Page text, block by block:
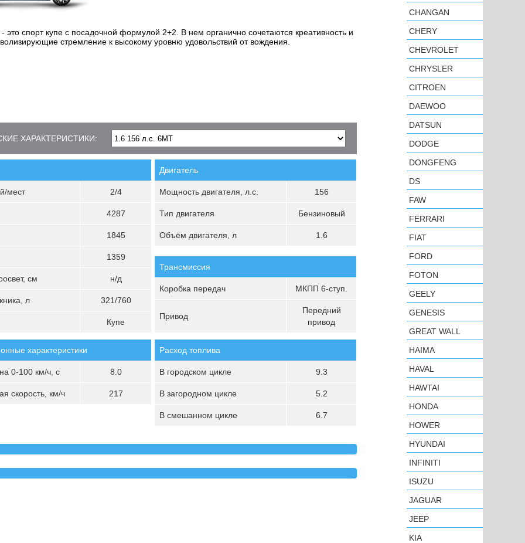
это спорт купе с посадочной формулой 2+2. В нем органично сочетаются креативность и
стремление к высокому уровню удовольствий от вождения.
ХАРАКТЕРИСТИКИ:
мест 2/4
4287
1845
1359
см н/д
л 321/760
Купе
Двигатель
Мощность двигателя, л.с. 156
Тип двигателя Бензиновый
Объём двигателя, л 1.6
Трансмиссия
Коробка передач МКПП 6-ступ.
Привод
Передний
привод
характеристики
0-100 км/ч, с 8.0
скорость, км/ч 217
Расход топлива
В городском цикле 9.3
В загородном цикле 5.2
В смешанном цикле 6.7
CHANGAN
CHERY
CHEVROLET
CHRYSLER
CITROEN
DAEWOO
DATSUN
DODGE
DONGFENG
DS
FAW
FERRARI
FIAT
FORD
FOTON
GEELY
GENESIS
GREAT WALL
HAIMA
HAVAL
HAWTAI
HONDA
HOWER
HYUNDAI
INFINITI
ISUZU
JAGUAR
JEEP
KIA